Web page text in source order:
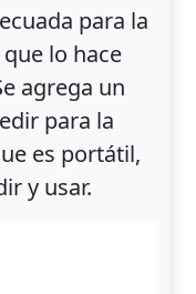
para la
lo hace
agrega un
para la
es portátil,
y usar.